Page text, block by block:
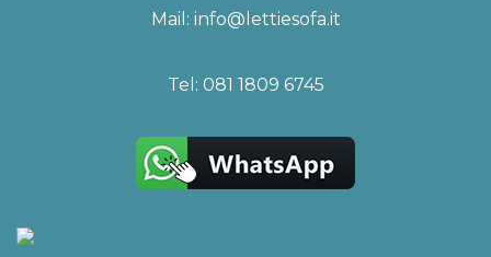
Mail: info@lettiesofa.it
Tel: 081 1809 6745